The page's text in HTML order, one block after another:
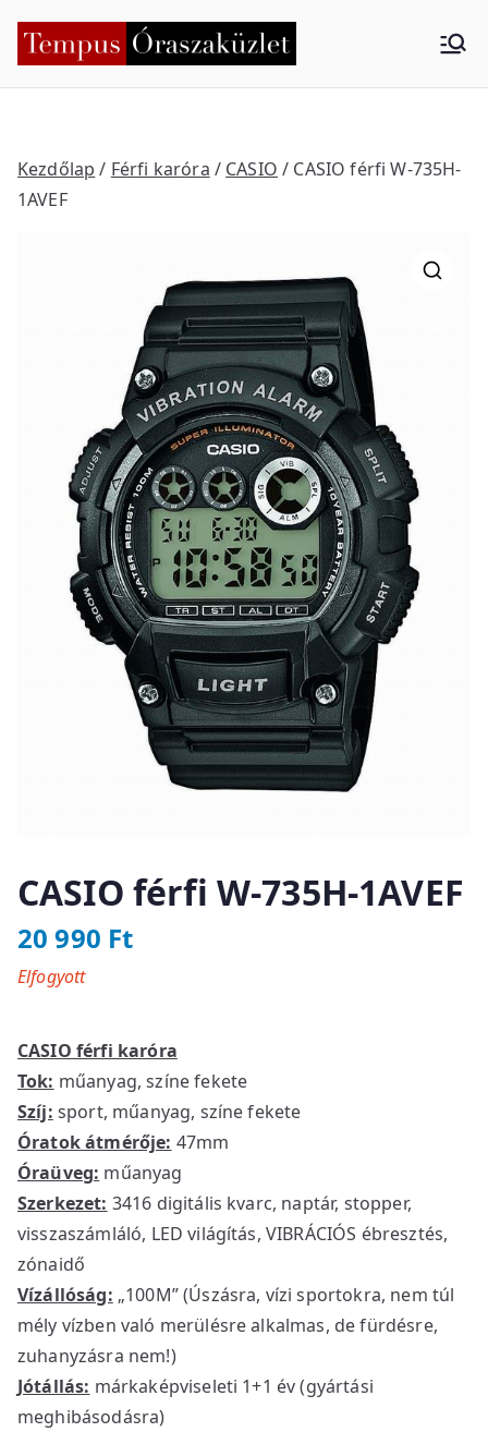
Tempus
küzlet
Kezdőlap / Férfi karóra / CASIO / CASIO férfi W-735H-
1AVEF
CASIO férfi W-735H-1AVEF
20 990 Ft
CASIO férfi karóra
Tok: műanyag, színe fekete
Szíj: sport, műanyag, színe fekete
Óratok átmérője: 47mm
Óraüveg: műanyag
Szerkezet: 3416 digitális kvarc, naptár, stopper,
visszaszámláló, LED világítás, VIBRÁCIÓS ébresztés,
zónaidő
Vízállóság: „100M” (Úszásra, vízi sportokra, nem túl
mély vízben való merülésre alkalmas, de fürdésre,
zuhanyzásra nem!)
Jótállás: márkaképviseleti 1+1 év (gyártási
meghibásodásra)
Elfogyott